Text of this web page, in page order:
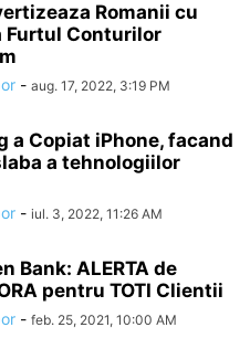
Romanii cu
Furtul Conturilor
- aug. 17, 2022, 3:19 PM
a Copiat iPhone, facand
a tehnologiilor
- iul. 3, 2022, 11:26 AM
Bank: ALERTA de
pentru TOTI Clientii
- feb. 25, 2021, 10:00 AM